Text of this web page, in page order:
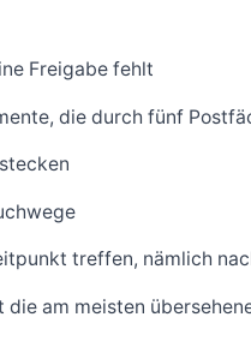
Freigabe fehlt
die durch fünf
treffen, nämlich
am meisten